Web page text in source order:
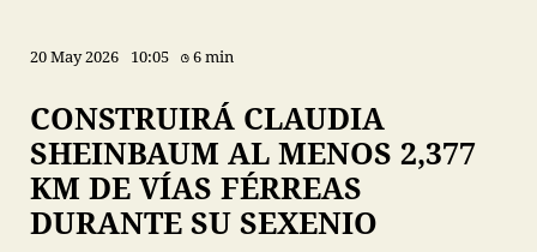
20 May 2026 10:05 6 min
CONSTRUIRÁ CLAUDIA
SHEINBAUM AL MENOS 2,377
KM DE VÍAS FÉRREAS
DURANTE SU SEXENIO